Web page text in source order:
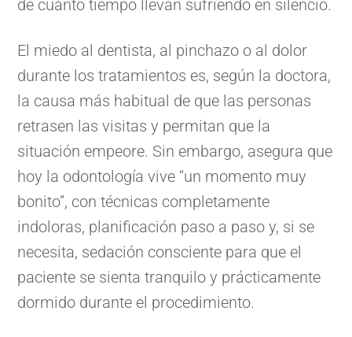
de cuánto tiempo llevan sufriendo en silencio.
El miedo al dentista, al pinchazo o al dolor
durante los tratamientos es, según la doctora,
la causa más habitual de que las personas
retrasen las visitas y permitan que la
situación empeore. Sin embargo, asegura que
hoy la odontología vive “un momento muy
bonito”, con técnicas completamente
indoloras, planificación paso a paso y, si se
necesita, sedación consciente para que el
paciente se sienta tranquilo y prácticamente
dormido durante el procedimiento.